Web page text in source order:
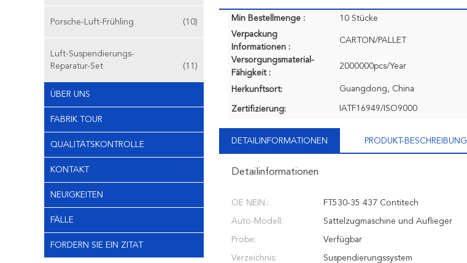
Porsche-Luft-Frühling (10)
Luft-Suspendierungs-
Reparatur-Set
(11)
ÜBER UNS
FABRIK TOUR
QUALITÄTSKONTROLLE
KONTAKT
NEUIGKEITEN
FÄLLE
FORDERN SIE EIN ZITAT
Min Bestellmenge : 10 Stücke
Verpackung
Informationen :
CARTON/PALLET
Versorgungsmaterial-
Fähigkeit :
2000000pcs/Year
Herkunftsort: Guangdong, China
Zertifizierung: IATF16949/ISO9000
DETAILINFORMATIONEN PRODUKT-BESCHREIBUNG
Detailinformationen
OE NEIN.: FT530-35 437 Contitech
Auto-Modell: Sattelzugmaschine und Auflieger
Probe: Verfügbar
Verzeichnis: Suspendierungssystem